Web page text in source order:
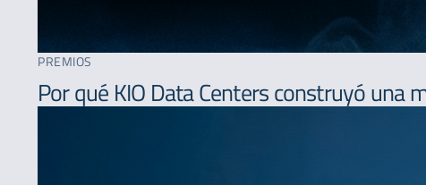
PREMIOS
Por qué KIO Data Centers construyó una